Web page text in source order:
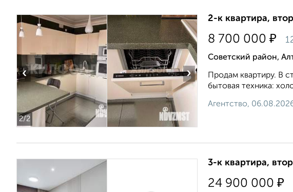
2/2
‹ ›
2-к квартира,
8 700 000 ₽
Советский район,
Продам квартиру. В
бытовая техника:
Агентство,
3-к квартира,
24 900 000 ₽